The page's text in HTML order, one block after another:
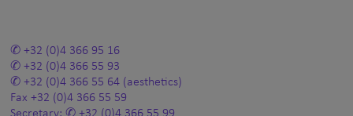
+32 (0)4 366 95 16
+32 (0)4 366 55 93
+32 (0)4 366 55 64 (aesthetics)
Fax +32 (0)4 366 55 59